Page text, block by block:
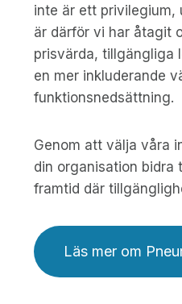
inte är ett privilegium,
är därför vi har åtagit
prisvärda, tillgängliga
en mer inkluderande
funktionsnedsättning.
Genom att välja våra
din organisation bidra
framtid där
Läs mer om